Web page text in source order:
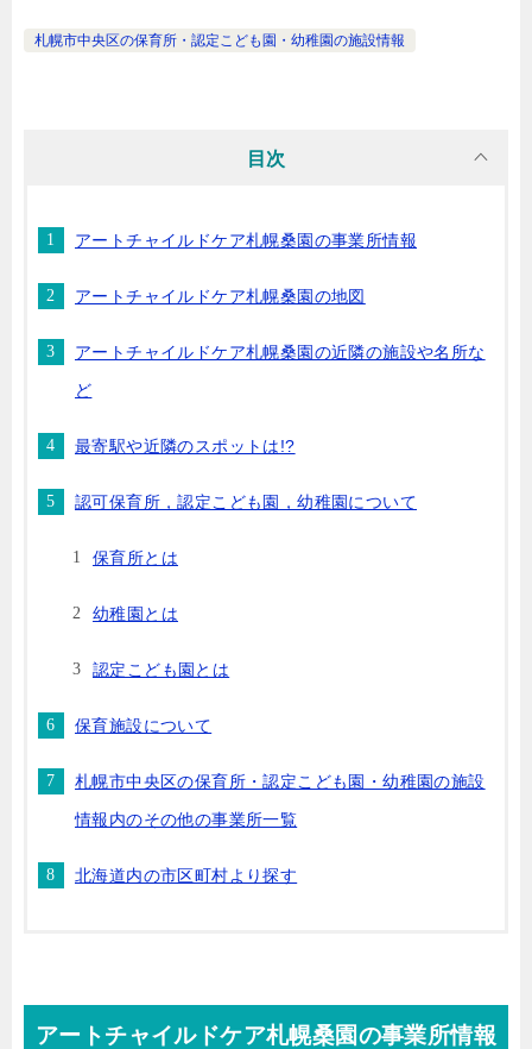
札幌市中央区の保育所・認定こども園・幼稚園の施設情報
目次
アートチャイルドケア札幌桑園の事業所情報
アートチャイルドケア札幌桑園の地図
アートチャイルドケア札幌桑園の近隣の施設や名所な
ど
最寄駅や近隣のスポットは!?
認可保育所，認定こども園，幼稚園について
保育所とは
幼稚園とは
認定こども園とは
保育施設について
札幌市中央区の保育所・認定こども園・幼稚園の施設
情報内のその他の事業所一覧
北海道内の市区町村より探す
アートチャイルドケア札幌桑園の事業所情報